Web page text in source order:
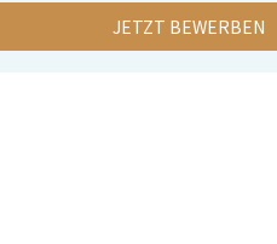
JETZT BEWERBEN